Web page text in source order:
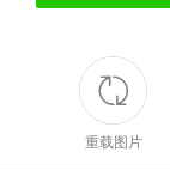
重载图片